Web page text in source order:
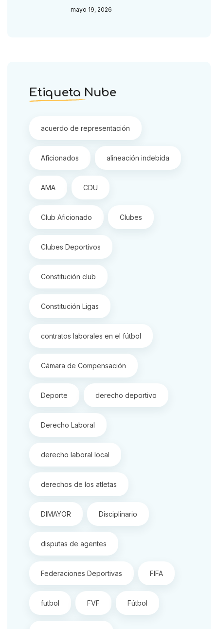
mayo 19, 2026
Etiqueta Nube
acuerdo de representación
Aficionados alineación indebida
AMA CDU
Club Aficionado Clubes
Clubes Deportivos
Constitución club
Constitución Ligas
contratos laborales en el fútbol
Cámara de Compensación
Deporte derecho deportivo
Derecho Laboral
derecho laboral local
derechos de los atletas
DIMAYOR Disciplinario
disputas de agentes
Federaciones Deportivas FIFA
futbol FVF Fútbol